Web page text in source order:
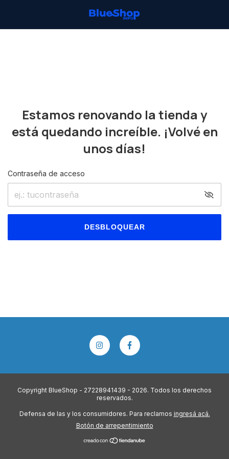
Estamos renovando la tienda y
está quedando increíble. ¡Volvé en
unos días!
Contraseña de acceso
DESBLOQUEAR
Copyright BlueShop - 27228941439 - 2026. Todos los derechos
reservados.
Defensa de las y los consumidores. Para reclamos ingresá acá.
Botón de arrepentimiento